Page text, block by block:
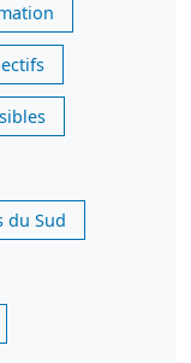
du Sud